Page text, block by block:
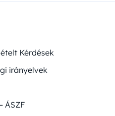
Kérdések
irányelvek
ÁSZF